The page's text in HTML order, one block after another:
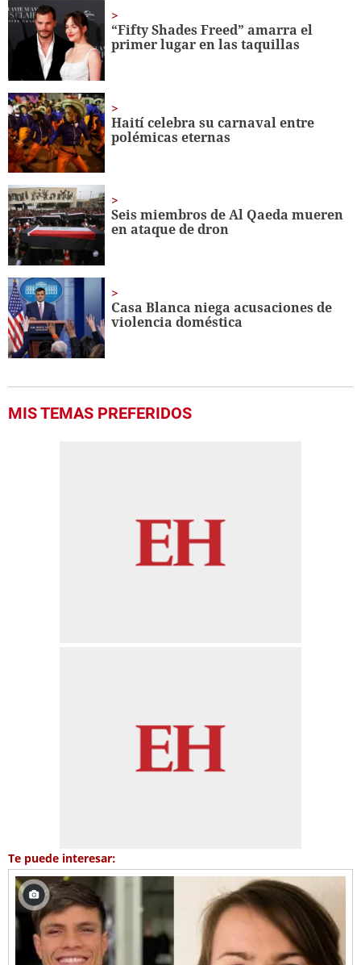
45
seconds
“Fifty Shades Freed” amarra el
primer lugar en las taquillas
Haití celebra su carnaval entre
polémicas eternas
Seis miembros de Al Qaeda mueren
en ataque de dron
Casa Blanca niega acusaciones de
violencia doméstica
MIS TEMAS PREFERIDOS
Te puede interesar: